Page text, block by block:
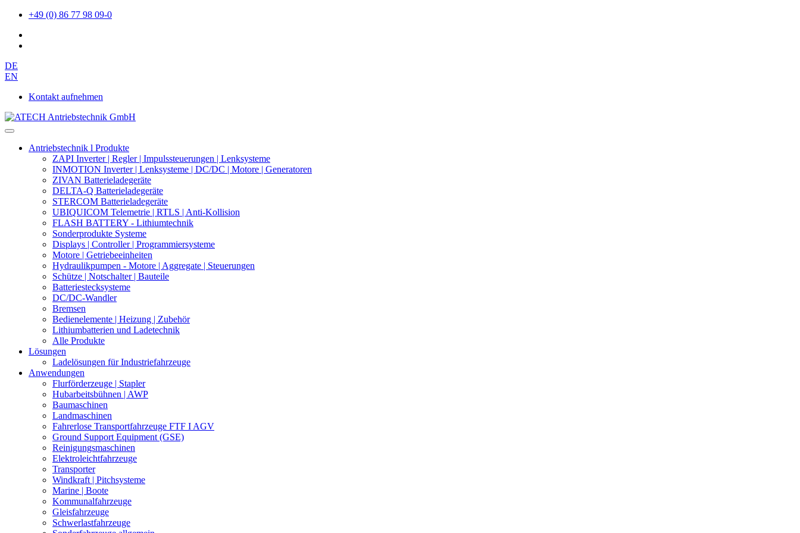
+49 (0) 86 77 98 09-0
DE
EN
Kontakt aufnehmen
Antriebstechnik l Produkte
ZAPI Inverter | Regler | Impulssteuerungen | Lenksysteme
INMOTION Inverter | Lenksysteme | DC/DC | Motore | Generatoren
ZIVAN Batterieladegeräte
DELTA-Q Batterieladegeräte
STERCOM Batterieladegeräte
UBIQUICOM Telemetrie | RTLS | Anti-Kollision
FLASH BATTERY - Lithiumtechnik
Sonderprodukte Systeme
Displays | Controller | Programmiersysteme
Motore | Getriebeeinheiten
Hydraulikpumpen - Motore | Aggregate | Steuerungen
Schütze | Notschalter | Bauteile
Batteriestecksysteme
DC/DC-Wandler
Bremsen
Bedienelemente | Heizung | Zubehör
Lithiumbatterien und Ladetechnik
Alle Produkte
Lösungen
Ladelösungen für Industriefahrzeuge
Anwendungen
Flurförderzeuge | Stapler
Hubarbeitsbühnen | AWP
Baumaschinen
Landmaschinen
Fahrerlose Transportfahrzeuge FTF I AGV
Ground Support Equipment (GSE)
Reinigungsmaschinen
Elektroleichtfahrzeuge
Transporter
Windkraft | Pitchsysteme
Marine | Boote
Kommunalfahrzeuge
Gleisfahrzeuge
Schwerlastfahrzeuge